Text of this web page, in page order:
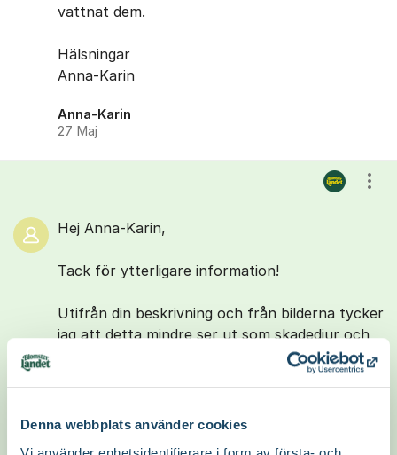
Denna webbplats använder cookies
vattnat dem.
Hälsningar
Anna-Karin
Anna-Karin
27 Maj
Hej Anna-Karin,
Tack för ytterligare information!
Utifrån din beskrivning och från bilderna tycker
jag att detta mindre ser ut som skadedjur och
bladen av en växt så agerar de som en lins